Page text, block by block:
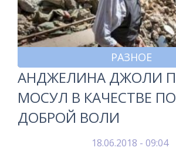
РАЗНОЕ
АНДЖЕЛИНА ДЖОЛИ
МОСУЛ В КАЧЕСТВЕ
ДОБРОЙ ВОЛИ
18.06.2018 - 09:04